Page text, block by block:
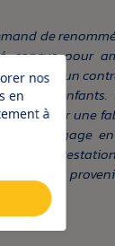
de
conçus pour
l'objet d'un
des
garantir une
s’engage
de
peut
nos
en
à